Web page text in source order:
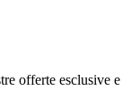
offerte esclusive e